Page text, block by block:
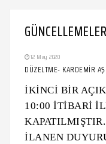
GÜNCELLEMELER
12 May 2020
DÜZELTME- KARDEMİR
İKİNCİ BİR
10:00 İTİBARİ
İLANEN